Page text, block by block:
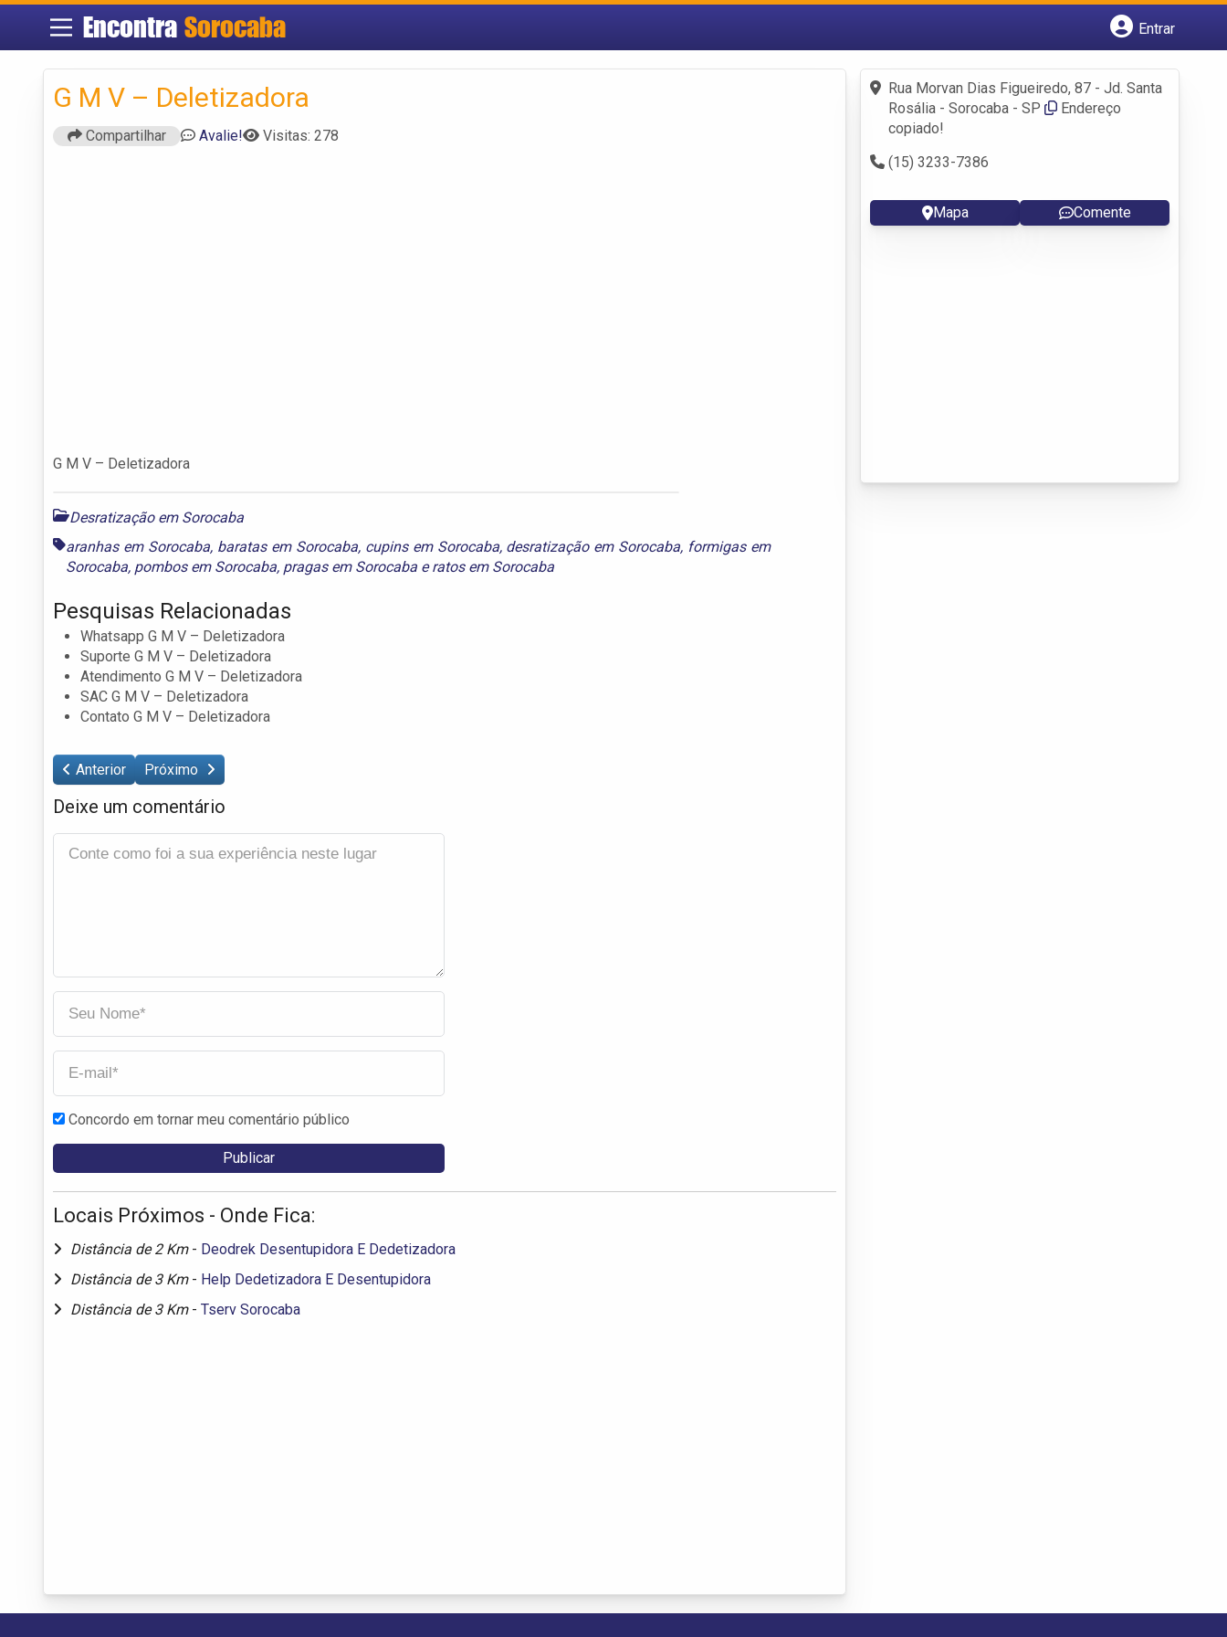
Encontra Sorocaba
Entrar
Fazer login
Criar conta
G M V – Deletizadora
Compartilhar Avalie! Visitas: 278
G M V – Deletizadora
Desratização em Sorocaba
aranhas em Sorocaba, baratas em Sorocaba, cupins em Sorocaba, desratização em Sorocaba, formigas em
Sorocaba, pombos em Sorocaba, pragas em Sorocaba eratos em Sorocaba
Pesquisas Relacionadas
Whatsapp G M V – Deletizadora
Suporte G M V – Deletizadora
Atendimento G M V – Deletizadora
SAC G M V – Deletizadora
Contato G M V – Deletizadora
Anterior Próximo
Deixe um comentário
Concordo em tornar meu comentário público
Locais Próximos - Onde Fica:
Distância de 2 Km - Deodrek Desentupidora E Dedetizadora
Distância de 3 Km - Help Dedetizadora E Desentupidora
Distância de 3 Km - Tserv Sorocaba
Rua Morvan Dias Figueiredo, 87 - Jd. Santa
Rosália - Sorocaba - SP
Endereço
copiado!
(15) 3233-7386
Mapa Comente